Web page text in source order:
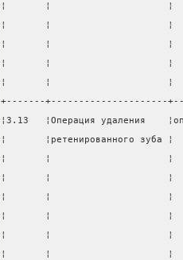
¦       ¦                     ¦
¦       ¦                     ¦
¦       ¦                     ¦
¦       ¦                     ¦
¦       ¦                     ¦
+-------+---------------------
¦3.13   ¦Операция удаления
¦       ¦ретенированного зуба
¦       ¦                     ¦
¦       ¦                     ¦
¦       ¦                     ¦
¦       ¦                     ¦
¦       ¦                     ¦
¦       ¦                     ¦